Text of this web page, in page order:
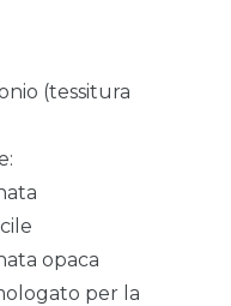
(tessitura
opaca
per la